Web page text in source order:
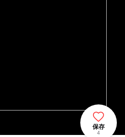
保存
4